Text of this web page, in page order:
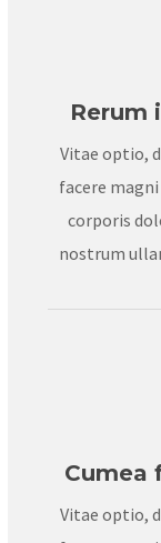
Rerum
Vitae optio,
facere
corporis
nostrum
Cumea
Vitae optio,